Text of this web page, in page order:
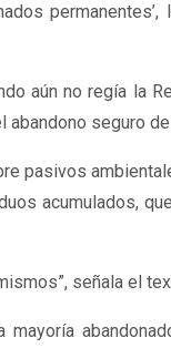
aún no regía la
abandono seguro
pasivos
acumulados,
señala el